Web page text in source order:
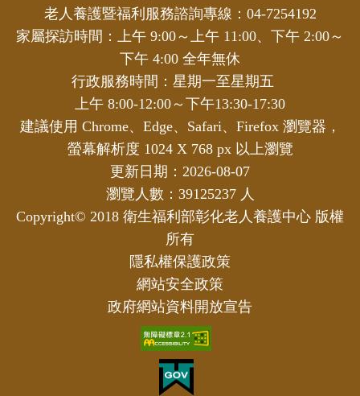
老人養護暨福利服務諮詢專線：04-7254192
家屬探訪時間：上午 9:00～上午 11:00、下午 2:00～
下午 4:00 全年無休
行政服務時間：星期一至星期五
上午 8:00-12:00～下午13:30-17:30
建議使用 Chrome、Edge、Safari、Firefox 瀏覽器，
螢幕解析度 1024 X 768 px 以上瀏覽
更新日期：2026-08-07
瀏覽人數：39125237 人
Copyright© 2018 衛生福利部彰化老人養護中心 版權
所有
隱私權保護政策
網站安全政策
政府網站資料開放宣告